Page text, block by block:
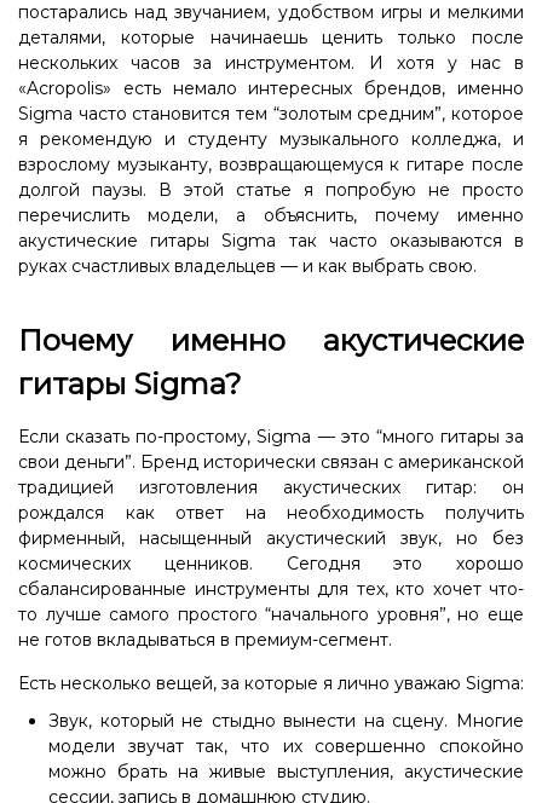
постарались над звучанием, удобством игры и мелкими
деталями, которые начинаешь ценить только после
нескольких часов за инструментом. И хотя у нас в
«Acropolis» есть немало интересных брендов, именно
Sigma часто становится тем “золотым средним”, которое
я рекомендую и студенту музыкального колледжа, и
взрослому музыканту, возвращающемуся к гитаре после
долгой паузы. В этой статье я попробую не просто
перечислить модели, а объяснить, почему именно
акустические гитары Sigma так часто оказываются в
руках счастливых владельцев — и как выбрать свою.
Почему именно акустические
гитары Sigma?
Если сказать по-простому, Sigma — это “много гитары за
свои деньги”. Бренд исторически связан с американской
традицией изготовления акустических гитар: он
рождался как ответ на необходимость получить
фирменный, насыщенный акустический звук, но без
космических ценников. Сегодня это хорошо
сбалансированные инструменты для тех, кто хочет что-
то лучше самого простого “начального уровня”, но еще
не готов вкладываться в премиум-сегмент.
Есть несколько вещей, за которые я лично уважаю Sigma:
Звук, который не стыдно вынести на сцену. Многие
модели звучат так, что их совершенно спокойно
можно брать на живые выступления, акустические
сессии, запись в домашнюю студию.